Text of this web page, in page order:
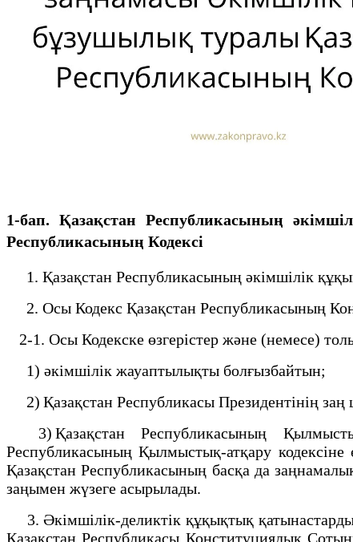
1-бап. Қазақстан Республикасының
Республикасының Кодексі
1. Қазақстан Республикасының әкiмшiлiк
2. Осы Кодекс Қазақстан Республикасының
2-1. Осы Кодекске өзгерістер және (немесе)
1) әкімшілік жауаптылықты болғызбайтын;
2) Қазақстан Республикасы Президентінің заң
3) Қазақстан Республикасының
Республикасының Қылмыстық-атқару кодексіне
Қазақстан Республикасының басқа да
заңымен жүзеге асырылады.
3. Әкімшілік-деликтік құқықтық
Қазақстан Республикасы Конституциялық